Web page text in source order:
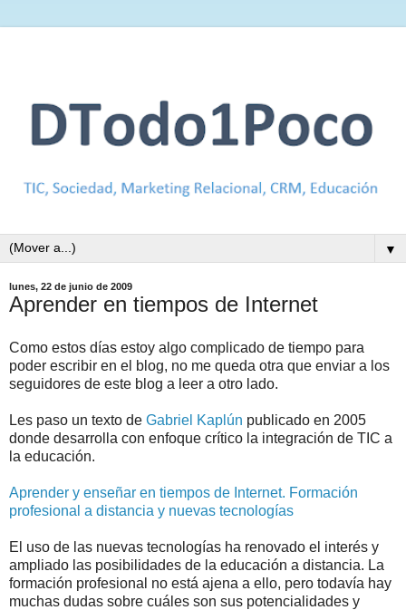
▼
lunes, 22 de junio de 2009
Aprender en tiempos de Internet
Como estos días estoy algo complicado de tiempo para
poder escribir en el blog, no me queda otra que enviar a los
seguidores de este blog a leer a otro lado.
Les paso un texto de Gabriel Kaplún publicado en 2005
donde desarrolla con enfoque crítico la integración de TIC a
la educación.
Aprender y enseñar en tiempos de Internet. Formación
profesional a distancia y nuevas tecnologías
El uso de las nuevas tecnologías ha renovado el interés y
ampliado las posibilidades de la educación a distancia. La
formación profesional no está ajena a ello, pero todavía hay
muchas dudas sobre cuáles son sus potencialidades y